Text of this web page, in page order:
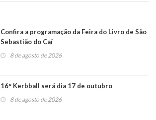
Confira a programação da Feira do Livro de São
Sebastião do Caí
8 de agosto de 2026
16° Kerbball será dia 17 de outubro
8 de agosto de 2026